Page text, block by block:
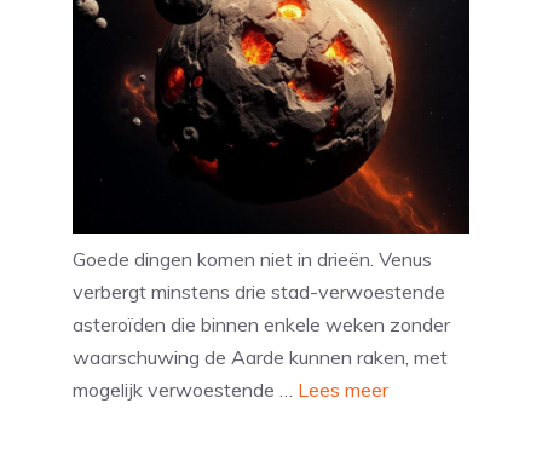
Goede dingen komen niet in drieën. Venus
verbergt minstens drie stad-verwoestende
asteroïden die binnen enkele weken zonder
waarschuwing de Aarde kunnen raken, met
mogelijk verwoestende … Lees meer